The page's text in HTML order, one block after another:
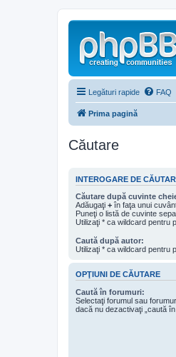
Legături rapide FAQ
Prima pagină
Căutare
INTEROGARE DE
Căutare după cuvinte
Adăugaţi + în faţa unui
Puneţi o listă de cuvinte
Utilizaţi * ca wildcard pentru
Caută după autor:
Utilizaţi * ca wildcard pentru
OPŢIUNI DE CĂUTARE
Caută în forumuri:
Selectaţi forumul sau
dacă nu dezactivaţi „caută în